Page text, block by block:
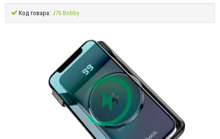
Код товара: J76 Bobby